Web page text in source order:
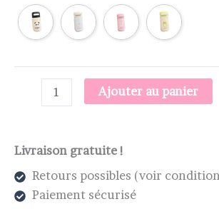
Ajouter au panier
Livraison gratuite !
Retours possibles (voir
Paiement sécurisé